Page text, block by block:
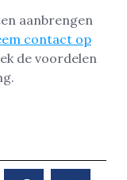
aanbrengen
contact op
de voordelen